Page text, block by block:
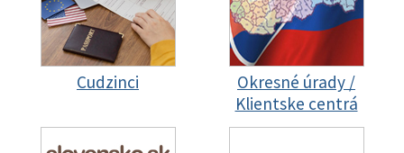
Cudzinci
Okresné úrady /
Klientske centrá